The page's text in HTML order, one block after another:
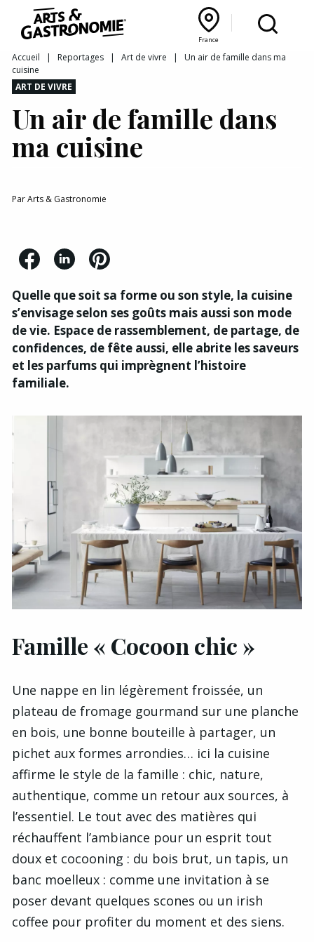
France
Recettes
Reportages
Actualités
Interviews
Bourgogne Franche‑Comté
France
Lyon Rhône‑Alpes
Accueil | Reportages | Art de vivre | Un air de famille dans ma
cuisine
ART DE VIVRE
Un air de famille dans
ma cuisine
ParArts & Gastronomie
Quelle que soit sa forme ou son style, la cuisine
s’envisage selon ses goûts mais aussi son mode
de vie. Espace de rassemblement, de partage, de
confidences, de fête aussi, elle abrite les saveurs
et les parfums qui imprègnent l’histoire
familiale.
Famille « Cocoon chic »
Une nappe en lin légèrement froissée, un
plateau de fromage gourmand sur une planche
en bois, une bonne bouteille à partager, un
pichet aux formes arrondies… ici la cuisine
affirme le style de la famille : chic, nature,
authentique, comme un retour aux sources, à
l’essentiel. Le tout avec des matières qui
réchauffent l’ambiance pour un esprit tout
doux et cocooning : du bois brut, un tapis, un
banc moelleux : comme une invitation à se
poser devant quelques scones ou un irish
coffee pour profiter du moment et des siens.